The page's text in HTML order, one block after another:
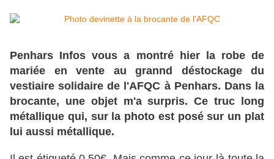
Penhars Infos vous a montré hier la robe de
mariée en vente au grannd déstockage du
vestiaire solidaire de l'AFQC à Penhars. Dans la
brocante, une objet m'a surpris. Ce truc long
métallique qui, sur la photo est posé sur un plat
lui aussi métallique.